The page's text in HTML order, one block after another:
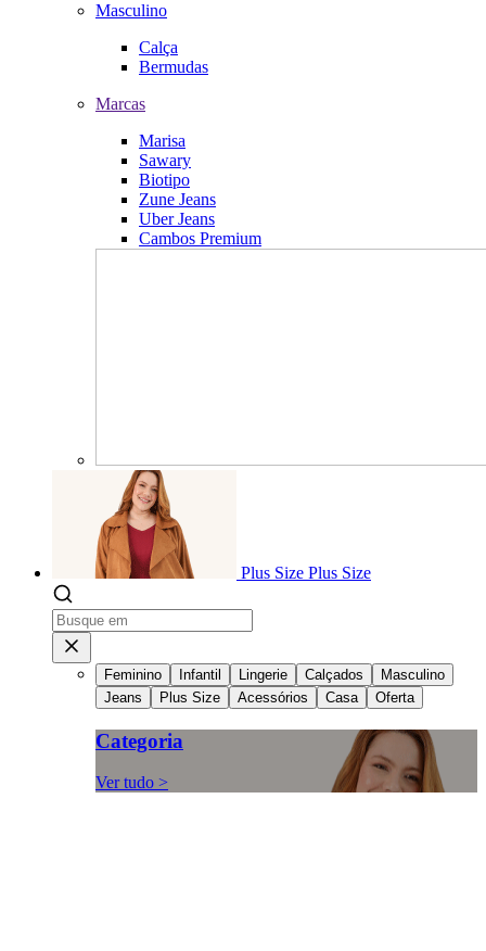
Masculino
Calça
Bermudas
Marcas
Marisa
Sawary
Biotipo
Zune Jeans
Uber Jeans
Cambos Premium
Plus Size Plus Size
Feminino Infantil Lingerie Calçados
Masculino
Jeans
Plus Size Acessórios Casa Oferta
Categoria
Ver tudo >